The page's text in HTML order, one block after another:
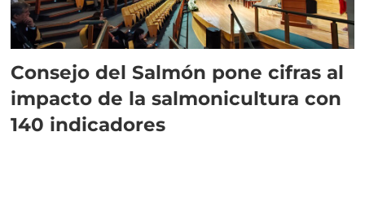
Consejo del Salmón pone cifras al
impacto de la salmonicultura con
140 indicadores